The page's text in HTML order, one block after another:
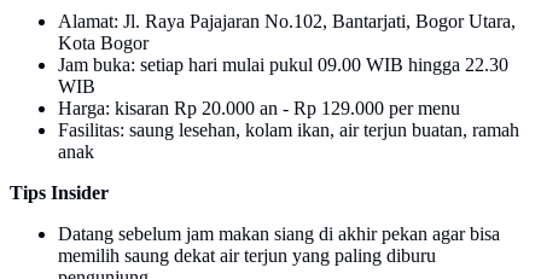
Alamat: Jl. Raya Pajajaran No.102, Bantarjati, Bogor Utara,
Kota Bogor
Jam buka: setiap hari mulai pukul 09.00 WIB hingga 22.30
WIB
Harga: kisaran Rp 20.000 an - Rp 129.000 per menu
Fasilitas: saung lesehan, kolam ikan, air terjun buatan, ramah
anak
Tips Insider
Datang sebelum jam makan siang di akhir pekan agar bisa
memilih saung dekat air terjun yang paling diburu